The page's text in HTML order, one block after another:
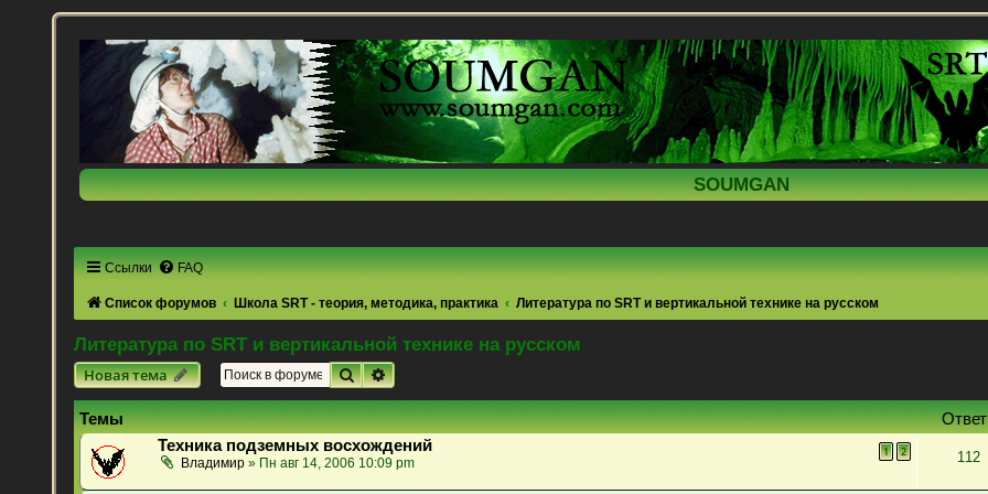
SOUMGAN
Ссылки FAQ
Список форумов Школа SRT - теория, методика, практика Литература по SRT и вертикальной технике на русском
Литература по SRT и вертикальной технике на русском
Новая тема
ПоискРасширенный поиск
Темы
Техника подземных восхождений
Владимир » Пн авг 14, 2006 10:09 pm
1 2 112